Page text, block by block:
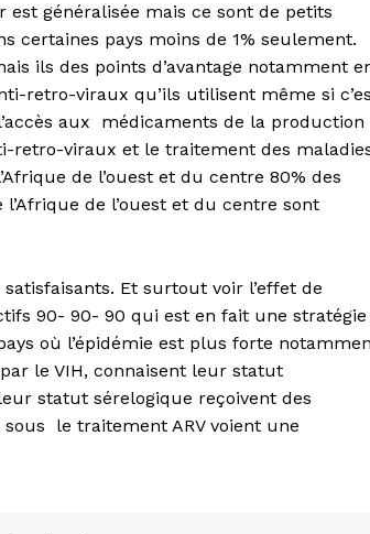
est généralisée mais ce sont de petits
certaines pays moins de 1% seulement.
ils des points d’avantage notamment
retro-viraux qu’ils utilisent même si
aux médicaments de la production
retro-viraux et le traitement des
de l’ouest et du centre 80% des
de l’ouest et du centre sont
Et surtout voir l’effet de
90- 90- 90 qui est en fait une stratégie
où l’épidémie est plus forte
le VIH, connaisent leur statut
statut sérelogique reçoivent des
le traitement ARV voient une